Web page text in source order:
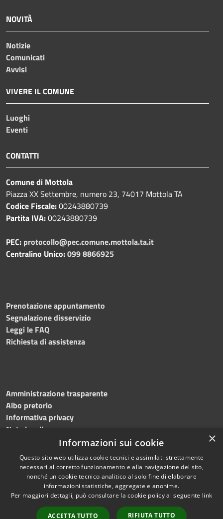
NOVITÀ
Notizie
Comunicati
Avvisi
VIVERE IL COMUNE
Luoghi
Eventi
CONTATTI
Comune di Mottola
Piazza XX Settembre, numero 23, 74017 Mottola TA
Codice Fiscale:00243880739
Partita IVA:00243880739
PEC: protocollo@pec.comune.mottola.ta.it
Centralino Unico:099 8866925
Prenotazione appuntamento
Segnalazione disservizio
Leggi le FAQ
Richiesta di assistenza
Amministrazione trasparente
Albo pretorio
Informativa privacy
Note legali
Dichiarazione di accessibilità
Accessibilità
Copyright © 2026 • Comune di
Mottola • Powered by
Municipium• Accesso
×
Informazioni sui cookie
Questo sito web utilizza cookie tecnici e assimilati strettamente
necessari al corretto funzionamento e alla navigazione del sito,
nonché un cookie tecnico analitico al solo fine di elaborare
informazioni statistiche, aggregate e anonime.
Per maggiori dettagli, può consultare la cookie policy al seguente link
ACCETTA TUTTO RIFIUTA TUTTO